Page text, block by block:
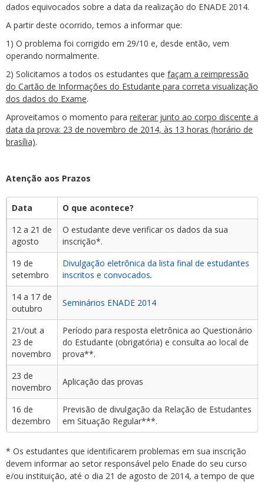
dados equivocados sobre a data da realização do ENADE 2014.
A partir deste ocorrido, temos a informar que:
1) O problema foi corrigido em 29/10 e, desde então, vem
operando normalmente.
2) Solicitamos a todos os estudantes que façam a reimpressão
do Cartão de Informações do Estudante para correta visualização
dos dados do Exame.
Aproveitamos o momento para reiterar junto ao corpo discente a
data da prova: 23 de novembro de 2014, às 13 horas (horário de
brasília).
Atenção aos Prazos
Data
O que acontece?
12 a 21 de
agosto
O estudante deve verificar os dados da sua
inscrição*.
19 de
setembro
Divulgação eletrônica da lista final de estudantes
inscritos e convocados.
14 a 17 de
outubro
Seminários ENADE 2014
21/out a
23 de
novembro
Período para resposta eletrônica ao Questionário
do Estudante (obrigatória) e consulta ao local de
prova**.
23 de
novembro
Aplicação das provas
16 de
dezembro
Previsão de divulgação da Relação de Estudantes
em Situação Regular***.
* Os estudantes que identificarem problemas em sua inscrição
devem informar ao setor responsável pelo Enade do seu curso
e/ou instituição, até o dia 21 de agosto de 2014, a tempo de que